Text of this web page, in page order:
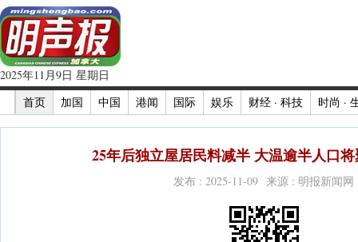
2025年11月9日 星期日
首页
加国 中国 港闻 国际 娱乐 财经 · 科技 时尚 ·
25年后独立屋居民料减半 大温逾半人口
发布 : 2025-11-09 来源 : 明报新闻网